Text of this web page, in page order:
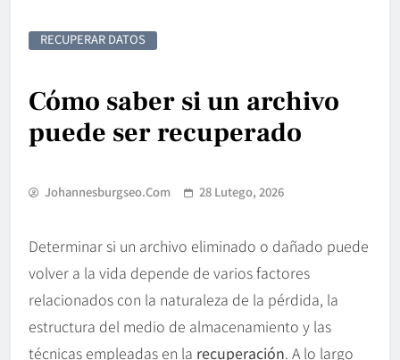
RECUPERAR DATOS
Cómo saber si un archivo
puede ser recuperado
Johannesburgseo.com 28 Lutego, 2026
Determinar si un archivo eliminado o dañado puede
volver a la vida depende de varios factores
relacionados con la naturaleza de la pérdida, la
estructura del medio de almacenamiento y las
técnicas empleadas en la recuperación. A lo largo